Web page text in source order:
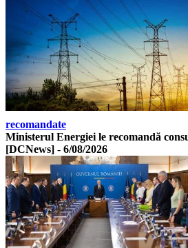
recomandate
Ministerul Energiei le recomandă
[DCNews] - 6/08/2026